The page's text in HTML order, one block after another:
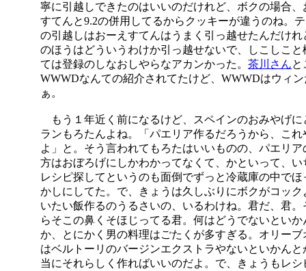
寧に引越しできたのはいいのだけれど、ボクの場合、
すてんと9.2の併用してるからクッキーが違うのね。
の引越しはおーえすてんはうまく引っ越せたんだけれ
のほうはどういうわけか引っ越せないで、しこしこと
ては登録のしなおしやらなアカンかった。 茶川さんと
WWWDなんての紹介されてたけど、WWWDはウィ
ぁ。
もう１年近く前になるけど、スペインのおみやげに
ランもろたんよね。「パエリア作るだろうから、これ
よ」と。そう言われてもろたはいいものの、パエリア
方はおぼろげにしかわかってなくて、かといって、い
レシピ探してというのも面倒でずっと冷蔵庫の中でほ
かしにしてた。で、きょうは久しぶりにボクがコック
いたい飯作るのうるさいの、いるわけね。君だ、君。
らそこの鼻くそほじってる君。何はどうでないといか
か、とにかく男の料理はごたくが多すぎる。オリーブ
はベルトーリのバージンエクストラやないといかんと
当にそれらしく作ればいいのだよ。で、きょうもレシ